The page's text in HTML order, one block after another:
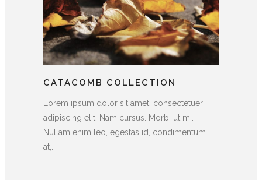
CATACOMB COLLECTION
Lorem ipsum dolor sit amet, consectetuer
adipiscing elit. Nam cursus. Morbi ut mi.
Nullam enim leo, egestas id, condimentum
at,...